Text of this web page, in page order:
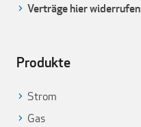
Verträge hier widerrufen
Produkte
Strom
Gas